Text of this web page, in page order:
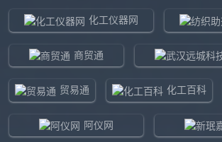
化工仪器网
商贸通
贸易通 化工百科
阿仪网